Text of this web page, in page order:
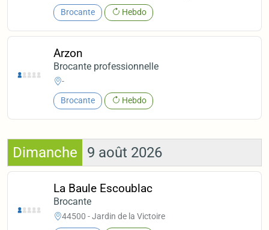
Brocante Hebdo
Arzon
Brocante professionnelle
-
Brocante Hebdo
Dimanche 9 août 2026
La Baule Escoublac
Brocante
44500 - Jardin de la Victoire